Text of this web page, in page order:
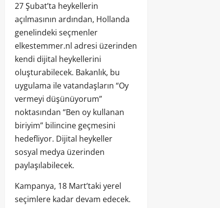
27 Şubat’ta heykellerin
açılmasının ardından, Hollanda
genelindeki seçmenler
elkestemmer.nl adresi üzerinden
kendi dijital heykellerini
oluşturabilecek. Bakanlık, bu
uygulama ile vatandaşların “Oy
vermeyi düşünüyorum”
noktasından “Ben oy kullanan
biriyim” bilincine geçmesini
hedefliyor. Dijital heykeller
sosyal medya üzerinden
paylaşılabilecek.
Kampanya, 18 Mart’taki yerel
seçimlere kadar devam edecek.